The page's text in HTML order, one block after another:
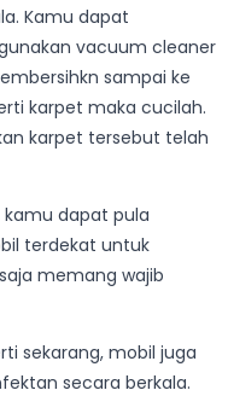
Kamu dapat
vacuum cleaner
sampai ke
karpet maka cucilah.
karpet tersebut telah
kamu dapat pula
terdekat untuk
memang wajib
sekarang, mobil juga
secara berkala.